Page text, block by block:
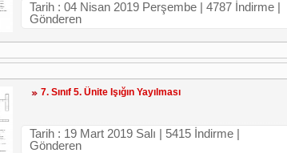
Tarih : 04 Nisan 2019 Perşembe | 4787 İndirme |
Gönderen
7. Sınıf 5. Ünite Işığın Yayılması
Tarih : 19 Mart 2019 Salı | 5415 İndirme |
Gönderen